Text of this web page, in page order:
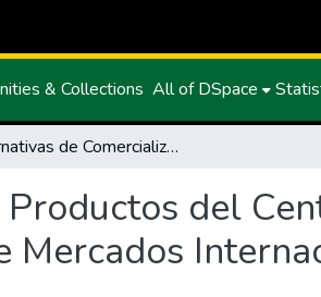
& Collections All of DSpace
Alternativas de Comercialización de Productos del Centro Agrícola del Cantón Tulcán y la Diversificación de Mercados Internacionales
del
Mercados